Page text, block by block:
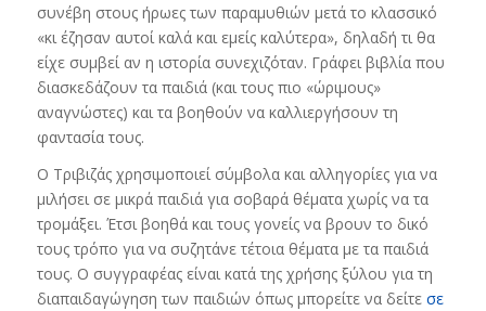
συνέβη στους ήρωες των παραμυθιών μετά το κλασσικό
«κι έζησαν αυτοί καλά και εμείς καλύτερα», δηλαδή τι θα
είχε συμβεί αν η ιστορία συνεχιζόταν. Γράφει βιβλία που
διασκεδάζουν τα παιδιά (και τους πιο «ώριμους»
αναγνώστες) και τα βοηθούν να καλλιεργήσουν τη
φαντασία τους.
Ο Tριβιζάς χρησιμοποιεί σύμβολα και αλληγορίες για να
μιλήσει σε μικρά παιδιά για σοβαρά θέματα χωρίς να τα
τρομάξει. Έτσι βοηθά και τους γονείς να βρουν το δικό
τους τρόπο για να συζητάνε τέτοια θέματα με τα παιδιά
τους. Ο συγγραφέας είναι κατά της χρήσης ξύλου για τη
διαπαιδαγώγηση των παιδιών όπως μπορείτε να δείτεσε